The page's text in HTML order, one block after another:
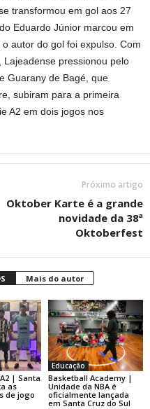
transformou em gol aos 27
Eduardo Júnior marcou em
autor do gol foi expulso. Com
pressionou pelo
Guarany de Bagé, que
subiram para a primeira
A2 em dois jogos nos
Próximo artigo
Oktober Karte é a grande
novidade da 38ª
Oktoberfest
Mais do autor
| Santa
as
de jogo
Educação
Basketball Academy |
Unidade da NBA é
oficialmente lançada
em Santa Cruz do Sul